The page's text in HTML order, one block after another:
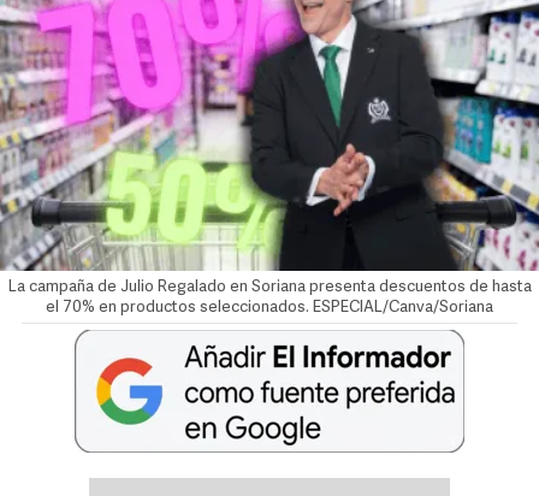
La campaña de Julio Regalado en Soriana presenta descuentos de hasta
el 70% en productos seleccionados. ESPECIAL/Canva/Soriana